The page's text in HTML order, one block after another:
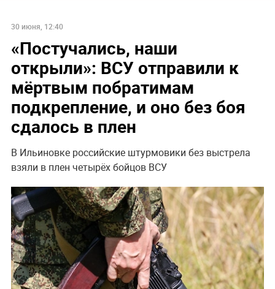
30 июня, 12:40
«Постучались, наши
открыли»: ВСУ отправили к
мёртвым побратимам
подкрепление, и оно без боя
сдалось в плен
В Ильиновке российские штурмовики без выстрела
взяли в плен четырёх бойцов ВСУ